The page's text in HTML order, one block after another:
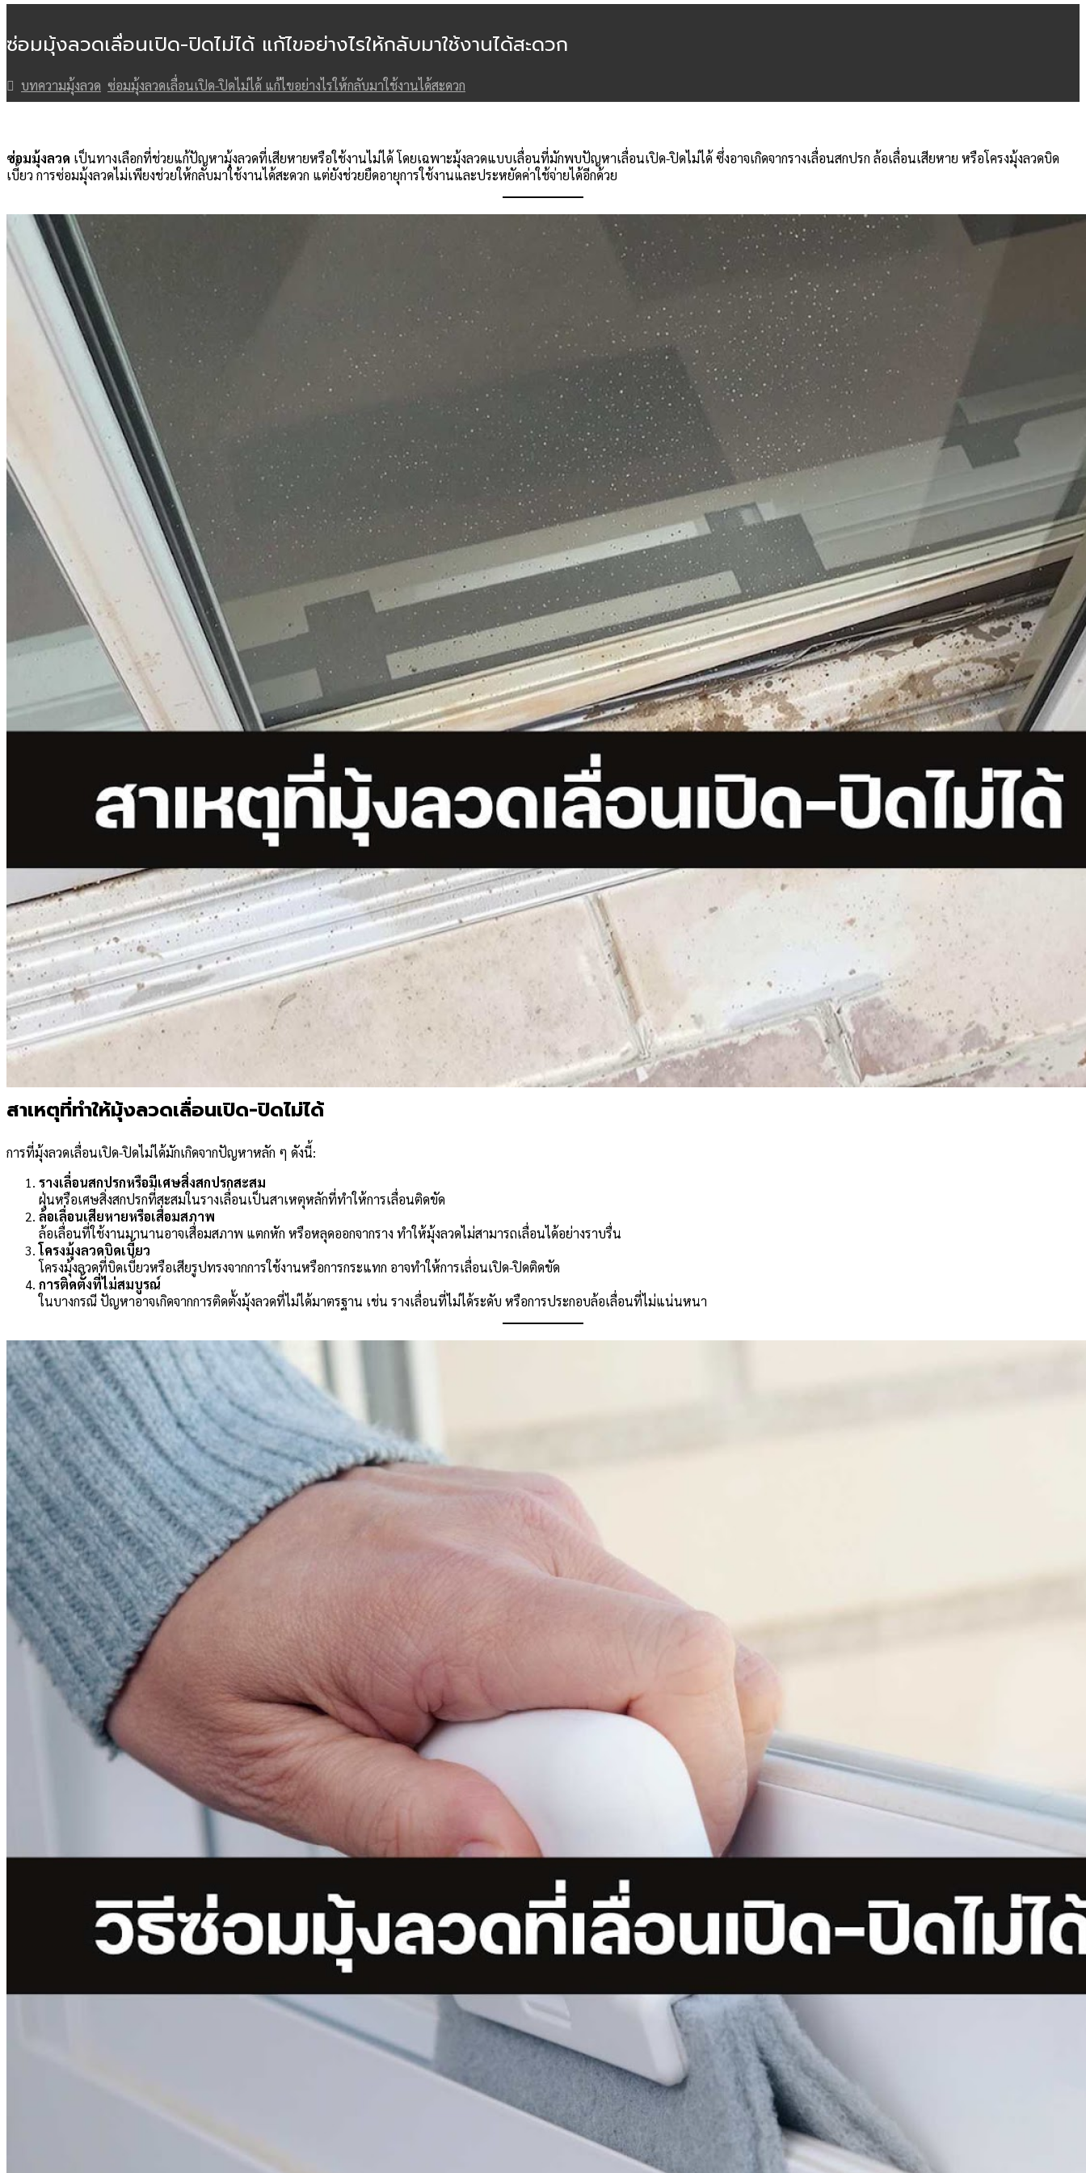
ซ่อมมุ้งลวดเลื่อนเปิด-ปิดไม่ได้ แก้ไขอย่างไรให้กลับมาใช้งานได้สะดวก
บทความมุ้งลวด ซ่อมมุ้งลวดเลื่อนเปิด-ปิดไม่ได้ แก้ไขอย่างไรให้กลับมาใช้งานได้สะดวก
ซ่อมมุ้งลวด เป็นทางเลือกที่ช่วยแก้ปัญหามุ้งลวดที่เสียหายหรือใช้งานไม่ได้ โดยเฉพาะมุ้งลวดแบบเลื่อนที่มักพบปัญหาเลื่อนเปิด-ปิดไม่ได้ ซึ่งอาจเกิดจากรางเลื่อนสกปรก ล้อเลื่อนเสียหาย หรือโครงมุ้งลวดบิด
เบี้ยว การซ่อมมุ้งลวดไม่เพียงช่วยให้กลับมาใช้งานได้สะดวก แต่ยังช่วยยืดอายุการใช้งานและประหยัดค่าใช้จ่ายได้อีกด้วย
สาเหตุที่ทำให้มุ้งลวดเลื่อนเปิด-ปิดไม่ได้
การที่มุ้งลวดเลื่อนเปิด-ปิดไม่ได้มักเกิดจากปัญหาหลัก ๆ ดังนี้:
รางเลื่อนสกปรกหรือมีเศษสิ่งสกปรกสะสม
ฝุ่นหรือเศษสิ่งสกปรกที่สะสมในรางเลื่อนเป็นสาเหตุหลักที่ทำให้การเลื่อนติดขัด
ล้อเลื่อนเสียหายหรือเสื่อมสภาพ
ล้อเลื่อนที่ใช้งานมานานอาจเสื่อมสภาพ แตกหัก หรือหลุดออกจากราง ทำให้มุ้งลวดไม่สามารถเลื่อนได้อย่างราบรื่น
โครงมุ้งลวดบิดเบี้ยว
โครงมุ้งลวดที่บิดเบี้ยวหรือเสียรูปทรงจากการใช้งานหรือการกระแทก อาจทำให้การเลื่อนเปิด-ปิดติดขัด
การติดตั้งที่ไม่สมบูรณ์
ในบางกรณี ปัญหาอาจเกิดจากการติดตั้งมุ้งลวดที่ไม่ได้มาตรฐาน เช่น รางเลื่อนที่ไม่ได้ระดับ หรือการประกอบล้อเลื่อนที่ไม่แน่นหนา